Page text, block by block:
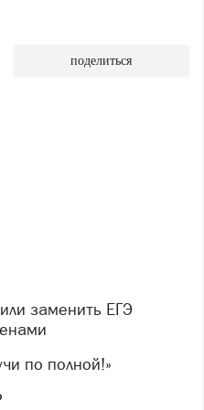
поделиться
по полной!»